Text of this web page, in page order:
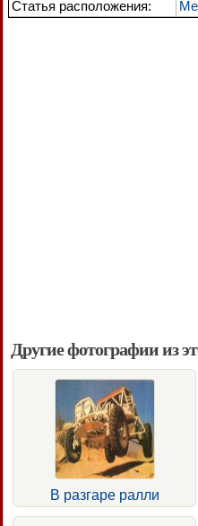
Статья расположения:
Другие фотографии из
В разгаре ралли